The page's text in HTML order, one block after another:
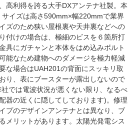
高利得を誇る大手DXアンテナ社製。本
イズは高さ590mm×幅220mmで業界
ズのため狭い屋根裏や天井裏などへの
付けの場合は、極細のビスを６箇所打
具にガチャンと本体をはめ込みボルト
能なため建物へのダメージを極力軽減
な場合はUAH201の背面にスッキリ取
り、表にブースターが露出しないので
では電波状況が悪くない限り、なるべ
器の近くに隠してしております)。修理
プのデザインアンテナとは異なり、ブ
メリットがあります。太陽光発電シス